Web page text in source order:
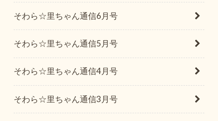
そわら☆里ちゃん通信6月号
そわら☆里ちゃん通信5月号
そわら☆里ちゃん通信4月号
そわら☆里ちゃん通信3月号